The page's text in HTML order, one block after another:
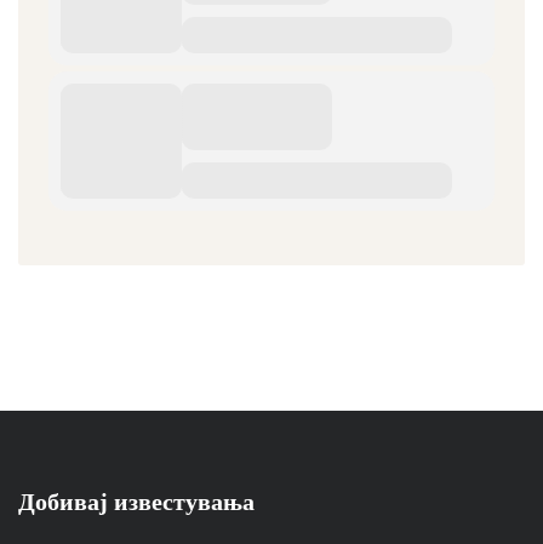
Добивај известувања